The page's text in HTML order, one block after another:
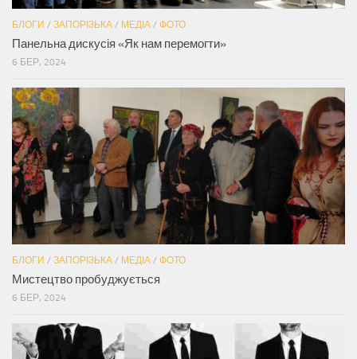
БЛОГИ / ЗАПОРІЗЬКА / МЕДІА / ФОТО
Панельна дискусія «Як нам перемогти»
6 БЕР, 2024
БЛОГИ / ЗАПОРІЗЬКА / МЕДІА / ФОТО
Мистецтво пробуджується
6 БЕР, 2024